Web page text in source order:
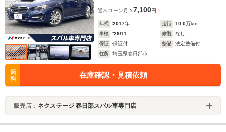
通常ローン 月々7,100円
年式 2017年 走行 10.0万km
車検
'26/11 修復
なし
保証
保証付 整備
法定整備付
住所
埼玉県春日部市
無
料
在庫確認・見積依頼
販売店： ネクステージ 春日部スバル車専門店